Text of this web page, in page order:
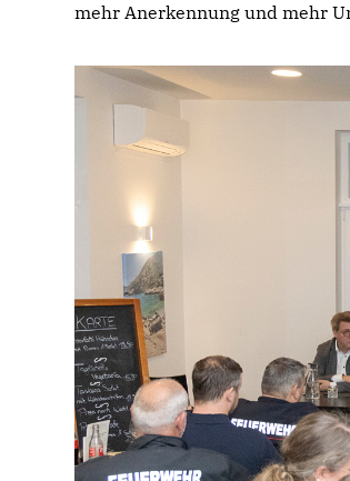
mehr Anerkennung und mehr